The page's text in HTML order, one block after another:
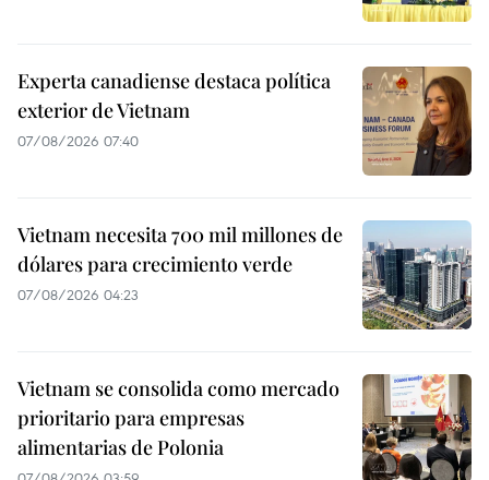
Experta canadiense destaca política
exterior de Vietnam
07/08/2026 07:40
Vietnam necesita 700 mil millones de
dólares para crecimiento verde
07/08/2026 04:23
Vietnam se consolida como mercado
prioritario para empresas
alimentarias de Polonia